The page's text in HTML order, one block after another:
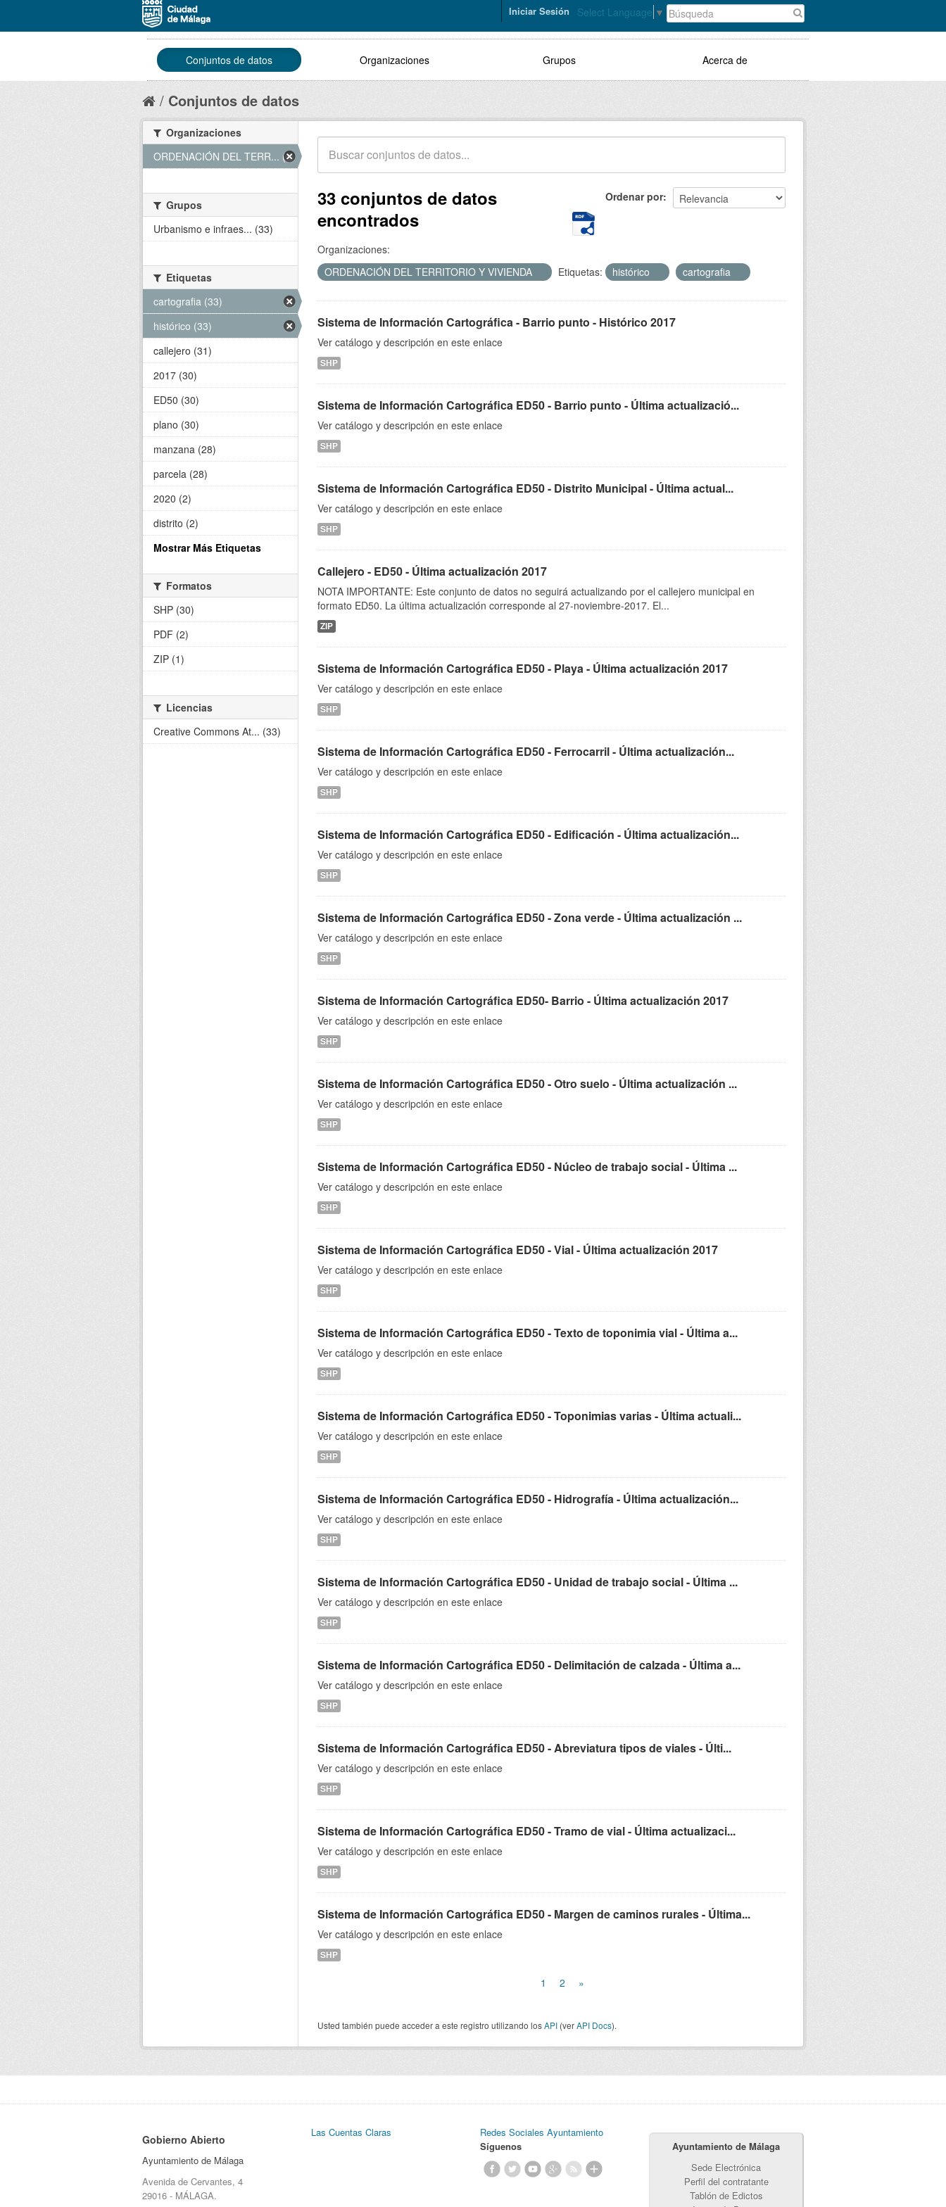
Select Language ▼
Iniciar Sesión
Conjuntos de datos Organizaciones Grupos Acerca de
Conjuntos de datos
Ordenar por
33 conjuntos de datos
encontrados
Organizaciones:
ORDENACIÓN DEL TERRITORIO Y VIVIENDA
Etiquetas: histórico cartografia
Sistema de Información Cartográfica - Barrio punto - Histórico 2017
Ver catálogo y descripción en este enlace
SHP
Sistema de Información Cartográfica ED50 - Barrio punto - Última actualizació...
Ver catálogo y descripción en este enlace
SHP
Sistema de Información Cartográfica ED50 - Distrito Municipal - Última actual...
Ver catálogo y descripción en este enlace
SHP
Callejero - ED50 - Última actualización 2017
NOTA IMPORTANTE: Este conjunto de datos no seguirá actualizando por el callejero municipal en
formato ED50. La última actualización corresponde al 27-noviembre-2017. El...
ZIP
Sistema de Información Cartográfica ED50 - Playa - Última actualización 2017
Ver catálogo y descripción en este enlace
SHP
Sistema de Información Cartográfica ED50 - Ferrocarril - Última actualización...
Ver catálogo y descripción en este enlace
SHP
Sistema de Información Cartográfica ED50 - Edificación - Última actualización...
Ver catálogo y descripción en este enlace
SHP
Sistema de Información Cartográfica ED50 - Zona verde - Última actualización ...
Ver catálogo y descripción en este enlace
SHP
Sistema de Información Cartográfica ED50- Barrio - Última actualización 2017
Ver catálogo y descripción en este enlace
SHP
Sistema de Información Cartográfica ED50 - Otro suelo - Última actualización ...
Ver catálogo y descripción en este enlace
SHP
Sistema de Información Cartográfica ED50 - Núcleo de trabajo social - Última ...
Ver catálogo y descripción en este enlace
SHP
Sistema de Información Cartográfica ED50 - Vial - Última actualización 2017
Ver catálogo y descripción en este enlace
SHP
Sistema de Información Cartográfica ED50 - Texto de toponimia vial - Última a...
Ver catálogo y descripción en este enlace
SHP
Sistema de Información Cartográfica ED50 - Toponimias varias - Última actuali...
Ver catálogo y descripción en este enlace
SHP
Sistema de Información Cartográfica ED50 - Hidrografía - Última actualización...
Ver catálogo y descripción en este enlace
SHP
Sistema de Información Cartográfica ED50 - Unidad de trabajo social - Última ...
Ver catálogo y descripción en este enlace
SHP
Sistema de Información Cartográfica ED50 - Delimitación de calzada - Última a...
Ver catálogo y descripción en este enlace
SHP
Sistema de Información Cartográfica ED50 - Abreviatura tipos de viales - Últi...
Ver catálogo y descripción en este enlace
SHP
Sistema de Información Cartográfica ED50 - Tramo de vial - Última actualizaci...
Ver catálogo y descripción en este enlace
SHP
Sistema de Información Cartográfica ED50 - Margen de caminos rurales - Última...
Ver catálogo y descripción en este enlace
SHP
1 2 »
Usted también puede acceder a este registro utilizando losAPI (verAPI Docs).
Organizaciones
ORDENACIÓN DEL TERR... (33)
Grupos
Urbanismo e infraes... (33)
Etiquetas
cartografia (33)
histórico (33)
callejero (31)
2017 (30)
ED50 (30)
plano (30)
manzana (28)
parcela (28)
2020 (2)
distrito (2)
Mostrar Más Etiquetas
Formatos
SHP (30)
PDF (2)
ZIP (1)
Licencias
Creative Commons At... (33)
Gobierno Abierto
Ayuntamiento de Málaga
Avenida de Cervantes, 4
29016 - MÁLAGA.
Las Cuentas Claras
Redes Sociales Ayuntamiento
Síguenos
Ayuntamiento de Málaga
Sede Electrónica
Perfil del contratante
Tablón de Edictos